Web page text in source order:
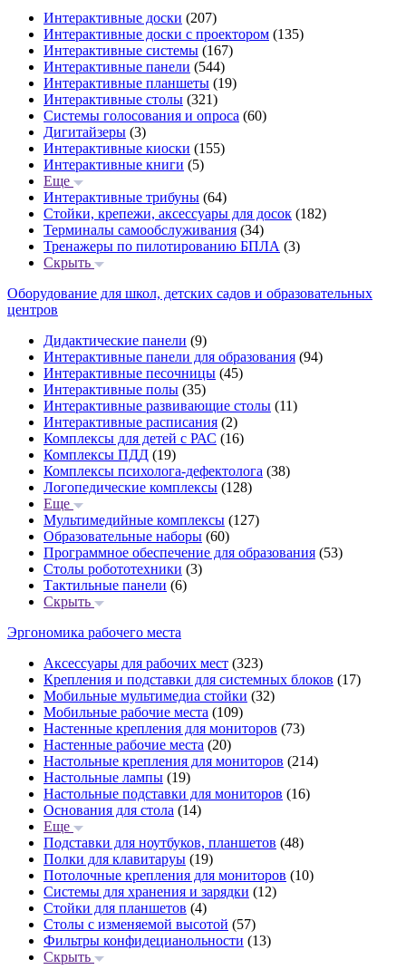
Интерактивные доски (207)
Интерактивные доски с проектором (135)
Интерактивные системы (167)
Интерактивные панели (544)
Интерактивные планшеты (19)
Интерактивные столы (321)
Системы голосования и опроса (60)
Дигитайзеры (3)
Интерактивные киоски (155)
Интерактивные книги (5)
Еще
Интерактивные трибуны (64)
Стойки, крепежи, аксессуары для досок (182)
Терминалы самообслуживания (34)
Тренажеры по пилотированию БПЛА (3)
Скрыть
Оборудование для школ, детских садов и образовательных
центров
Дидактические панели (9)
Интерактивные панели для образования (94)
Интерактивные песочницы (45)
Интерактивные полы (35)
Интерактивные развивающие столы (11)
Интерактивные расписания (2)
Комплексы для детей с РАС (16)
Комплексы ПДД (19)
Комплексы психолога-дефектолога (38)
Логопедические комплексы (128)
Еще
Мультимедийные комплексы (127)
Образовательные наборы (60)
Программное обеспечение для образования (53)
Столы робототехники (3)
Тактильные панели (6)
Скрыть
Эргономика рабочего места
Аксессуары для рабочих мест (323)
Крепления и подставки для системных блоков (17)
Мобильные мультимедиа стойки (32)
Мобильные рабочие места (109)
Настенные крепления для мониторов (73)
Настенные рабочие места (20)
Настольные крепления для мониторов (214)
Настольные лампы (19)
Настольные подставки для мониторов (16)
Основания для стола (14)
Еще
Подставки для ноутбуков, планшетов (48)
Полки для клавитаруы (19)
Потолочные крепления для мониторов (10)
Системы для хранения и зарядки (12)
Стойки для планшетов (4)
Столы с изменяемой высотой (57)
Фильтры конфидецианольности (13)
Скрыть